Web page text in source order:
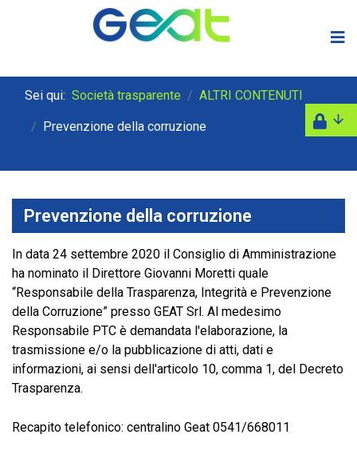
Sei qui: Società trasparente ALTRI CONTENUTI
Prevenzione della corruzione
Prevenzione della corruzione
In data 24 settembre 2020 il Consiglio di Amministrazione
ha nominato il Direttore Giovanni Moretti quale
“Responsabile della Trasparenza, Integrità e Prevenzione
della Corruzione” presso GEAT Srl. Al medesimo
Responsabile PTC è demandata l'elaborazione, la
trasmissione e/o la pubblicazione di atti, dati e
informazioni, ai sensi dell'articolo 10, comma 1, del Decreto
Trasparenza.
Recapito telefonico: centralino Geat 0541/668011